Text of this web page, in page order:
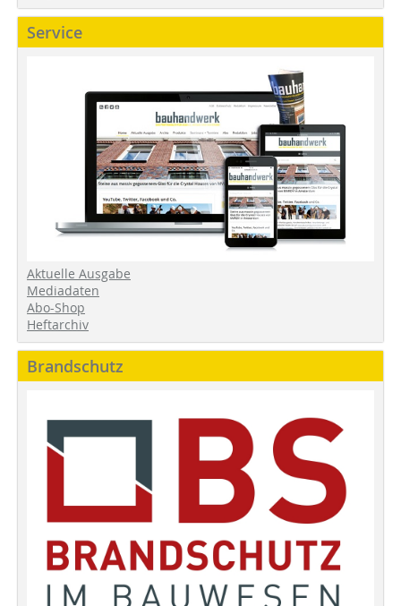
Service
Aktuelle Ausgabe
Mediadaten
Abo-Shop
Heftarchiv
Brandschutz